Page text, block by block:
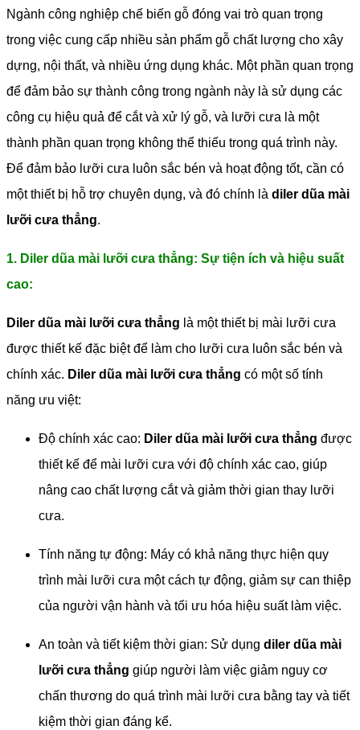
Ngành công nghiệp chế biến gỗ đóng vai trò quan trọng
trong việc cung cấp nhiều sản phẩm gỗ chất lượng cho xây
dựng, nội thất, và nhiều ứng dụng khác. Một phần quan trọng
để đảm bảo sự thành công trong ngành này là sử dụng các
công cụ hiệu quả để cắt và xử lý gỗ, và lưỡi cưa là một
thành phần quan trọng không thể thiếu trong quá trình này.
Để đảm bảo lưỡi cưa luôn sắc bén và hoạt động tốt, cần có
một thiết bị hỗ trợ chuyên dụng, và đó chính là diler dũa mài
lưỡi cưa thẳng.
1. Diler dũa mài lưỡi cưa thẳng: Sự tiện ích và hiệu suất
cao:
Diler dũa mài lưỡi cưa thẳng là một thiết bị mài lưỡi cưa
được thiết kế đặc biệt để làm cho lưỡi cưa luôn sắc bén và
chính xác. Diler dũa mài lưỡi cưa thẳng có một số tính
năng ưu việt:
Độ chính xác cao: Diler dũa mài lưỡi cưa thẳng được
thiết kế để mài lưỡi cưa với độ chính xác cao, giúp
nâng cao chất lượng cắt và giảm thời gian thay lưỡi
cưa.
Tính năng tự động: Máy có khả năng thực hiện quy
trình mài lưỡi cưa một cách tự động, giảm sự can thiệp
của người vận hành và tối ưu hóa hiệu suất làm việc.
An toàn và tiết kiệm thời gian: Sử dụng diler dũa mài
lưỡi cưa thẳng giúp người làm việc giảm nguy cơ
chấn thương do quá trình mài lưỡi cưa bằng tay và tiết
kiệm thời gian đáng kể.